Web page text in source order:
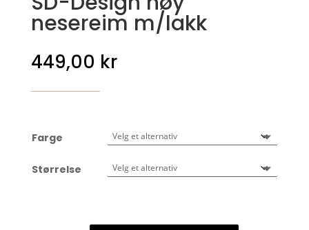
nesereim m/lakk
449,00 kr
Farge
Størrelse